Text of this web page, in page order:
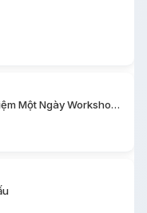
[KHÔNG CHE] Trải Nghiệm Một Ngày Workshop BDSM